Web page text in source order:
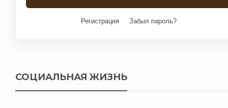
Регистрация Забыл пароль?
СОЦИАЛЬНАЯ ЖИЗНЬ